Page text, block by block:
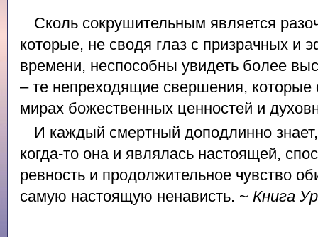
Сколь сокрушительным является
которые, не сводя глаз с призрачных и
времени, неспособны увидеть более
– те непреходящие свершения,
мирах божественных ценностей и
И каждый смертный доподлинно
когда-то она и являлась настоящей,
ревность и продолжительное чувство
самую настоящую ненависть. ~ Книга